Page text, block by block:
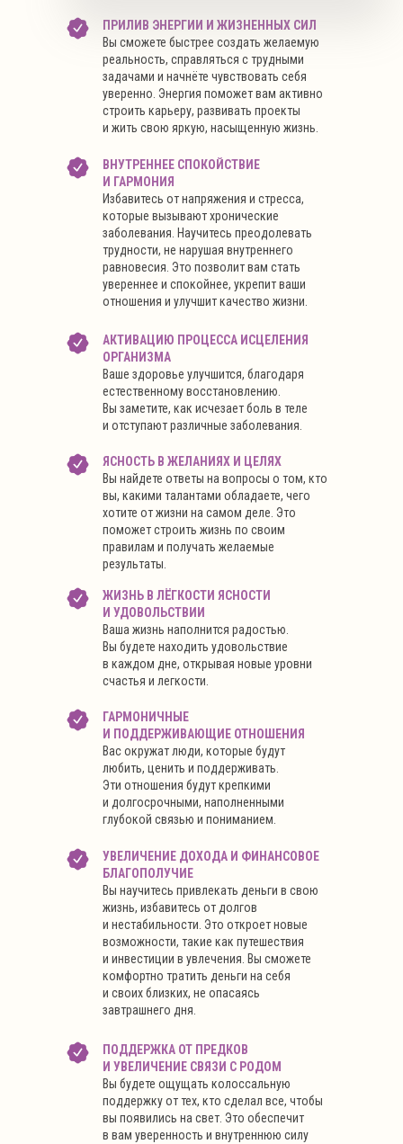
ПРИЛИВ ЭНЕРГИИ И ЖИЗНЕННЫХ СИЛ
Вы сможете быстрее создать желаемую
реальность, справляться с трудными
задачами и начнёте чувствовать себя
уверенно. Энергия поможет вам активно
строить карьеру, развивать проекты
и жить свою яркую, насыщенную жизнь.
ВНУТРЕННЕЕ СПОКОЙСТВИЕ
И ГАРМОНИЯ
Избавитесь от напряжения и стресса,
которые вызывают хронические
заболевания. Научитесь преодолевать
трудности, не нарушая внутреннего
равновесия. Это позволит вам стать
увереннее и спокойнее, укрепит ваши
отношения и улучшит качество жизни.
АКТИВАЦИЮ ПРОЦЕССА ИСЦЕЛЕНИЯ
ОРГАНИЗМА
Ваше здоровье улучшится, благодаря
естественному восстановлению.
Вы заметите, как исчезает боль в теле
и отступают различные заболевания.
ЯСНОСТЬ В ЖЕЛАНИЯХ И ЦЕЛЯХ
Вы найдете ответы на вопросы о том, кто
вы, какими талантами обладаете, чего
хотите от жизни на самом деле. Это
поможет строить жизнь по своим
правилам и получать желаемые
результаты.
ЖИЗНЬ В ЛЁГКОСТИ ЯСНОСТИ
И УДОВОЛЬСТВИИ
Ваша жизнь наполнится радостью.
Вы будете находить удовольствие
в каждом дне, открывая новые уровни
счастья и легкости.
ГАРМОНИЧНЫЕ
И ПОДДЕРЖИВАЮЩИЕ ОТНОШЕНИЯ
Вас окружат люди, которые будут
любить, ценить и поддерживать.
Эти отношения будут крепкими
и долгосрочными, наполненными
глубокой связью и пониманием.
УВЕЛИЧЕНИЕ ДОХОДА И ФИНАНСОВОЕ
БЛАГОПОЛУЧИЕ
Вы научитесь привлекать деньги в свою
жизнь, избавитесь от долгов
и нестабильности. Это откроет новые
возможности, такие как путешествия
и инвестиции в увлечения. Вы сможете
комфортно тратить деньги на себя
и своих близких, не опасаясь
завтрашнего дня.
ПОДДЕРЖКА ОТ ПРЕДКОВ
И УВЕЛИЧЕНИЕ СВЯЗИ С РОДОМ
Вы будете ощущать колоссальную
поддержку от тех, кто сделал все, чтобы
вы появились на свет. Это обеспечит
в вам уверенность и внутреннюю силу